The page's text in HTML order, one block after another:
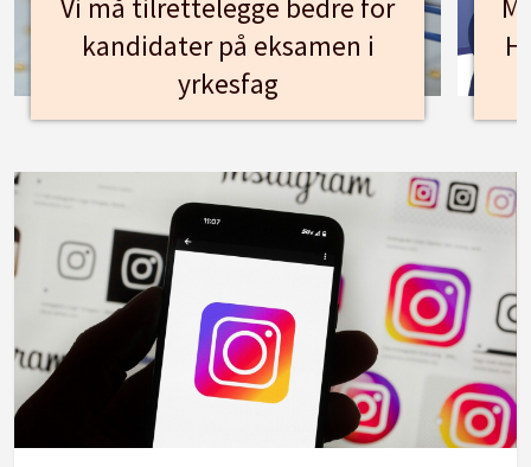
Vi må tilrettelegge bedre for
kandidater på eksamen i
yrkesfag